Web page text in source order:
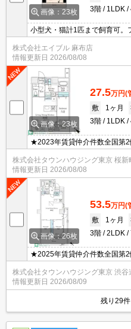
画像：23枚
3階
1LDK
小型犬・猫計1匹まで飼育可。
未満の解約時、違約金1ヶ月分
+管理費の1ヶ月分発生。
株式会社エイブル 麻布店
情報更新日 2026/08/08
画像：23枚
27.5万円(
敷
1ヶ月
3階
1LDK
★2023年賃貸仲介件数全国第2
がご案内させていただきます
しならタウンハウジング東京
株式会社タウンハウジング東京 桜新
情報更新日 2026/08/08
画像：26枚
53.5万円(
敷
1ヶ月
3階
2LDK
★2025年賃貸仲介件数全国第2
がご案内させていただきます！
株式会社タウンハウジング東京 渋谷
情報更新日 2026/08/09
残り29